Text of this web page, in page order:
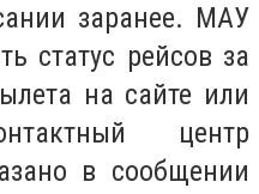
заранее. МАУ
статус рейсов за
на сайте или
центр
в сообщении